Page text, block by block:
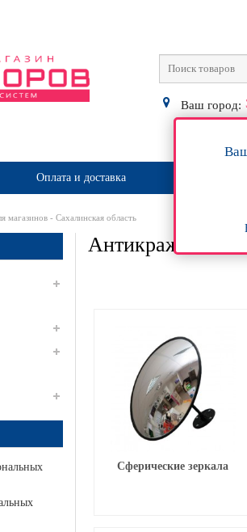
Ваш город:
Оплата и доставка
- Сахалинская область
Антикражное
Сферические зеркала